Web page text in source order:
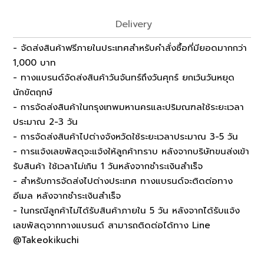
Delivery
- จัดส่งสินค้าฟรีภายในประเทศสำหรับคำสั่งซื้อที่มียอดมากกว่า
1,000 บาท
- ทางแบรนด์จัดส่งสินค้าวันจันทร์ถึงวันศุกร์ ยกเว้นวันหยุด
นักขัตฤกษ์
- การจัดส่งสินค้าในกรุงเทพมหานครและปริมณฑลใช้ระยะเวลา
ประมาณ 2-3 วัน
- การจัดส่งสินค้าไปต่างจังหวัดใช้ระยะเวลาประมาณ 3-5 วัน
- การแจ้งเลขพัสดุจะแจ้งให้ลูกค้าทราบ หลังจากบริษัทขนส่งเข้า
รับสินค้า ใช้เวลาไม่เกิน 1 วันหลังจากชำระเงินสำเร็จ
- สำหรับการจัดส่งไปต่างประเทศ ทางแบรนด์จะติดต่อทาง
อีเมล หลังจากชำระเงินสำเร็จ
- ในกรณีลูกค้าไม่ได้รับสินค้าภายใน 5 วัน หลังจากได้รับแจ้ง
เลขพัสดุจากทางแบรนด์ สามารถติดต่อได้ทาง Line
@Takeokikuchi